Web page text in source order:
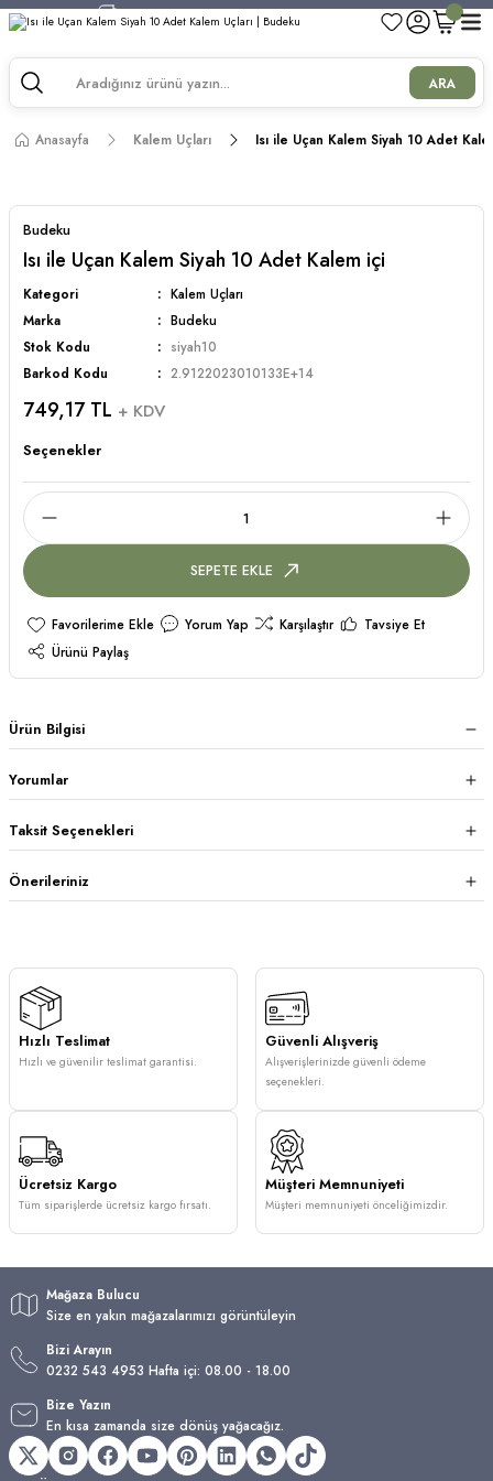
750 TL ve Üzeri Alışverişlerde Kargo Bedava!
750 TL ve Üzeri Alışverişlerde Kargo Bedava!
ARA
Anasayfa Kalem Uçları Isı ile Uçan Kalem Siyah 10 Adet
Budeku
Isı ile Uçan Kalem Siyah 10 Adet Kalem içi
Kategori
Kalem Uçları
Marka
Budeku
Stok Kodu
siyah10
Barkod Kodu
2.9122023010133E+14
749,17 TL + KDV
Seçenekler
SEPETE EKLE
Yorum Yap Karşılaştır
Tavsiye Et
Ürünü Paylaş
Ürün Bilgisi
Yorumlar
Taksit Seçenekleri
Önerileriniz
Hızlı Teslimat
Hızlı ve güvenilir teslimat garantisi.
Güvenli Alışveriş
Alışverişlerinizde güvenli ödeme
seçenekleri.
Ücretsiz Kargo
Tüm siparişlerde ücretsiz kargo fırsatı.
Müşteri Memnuniyeti
Müşteri memnuniyeti önceliğimizdir.
Mağaza Bulucu
Size en yakın mağazalarımızı görüntüleyin
Bizi Arayın
0232 543 4953 Hafta içi: 08.00 - 18.00
Bize Yazın
En kısa zamanda size dönüş yağacağız.